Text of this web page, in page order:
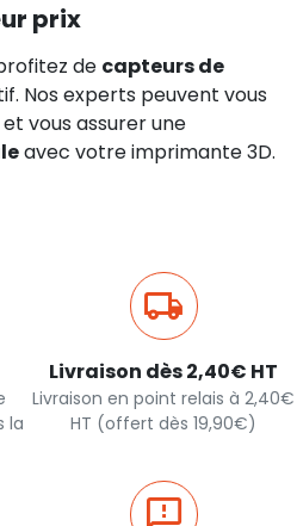
prix
de capteurs de
Nos experts peuvent vous
vous assurer une
avec votre imprimante 3D.
la
Livraison dès 2,40€ HT
Livraison en point relais à 2,40€
HT (offert dès 19,90€)